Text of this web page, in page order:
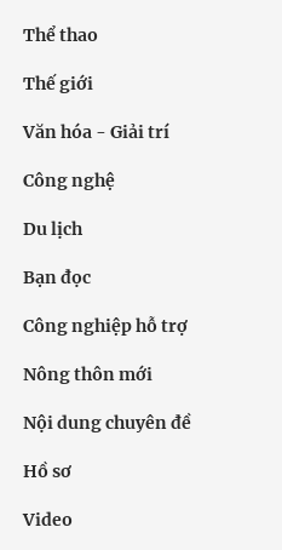
Thể thao
Thế giới
Văn hóa - Giải trí
Công nghệ
Du lịch
Bạn đọc
Công nghiệp hỗ trợ
Nông thôn mới
Nội dung chuyên đề
Hồ sơ
Video